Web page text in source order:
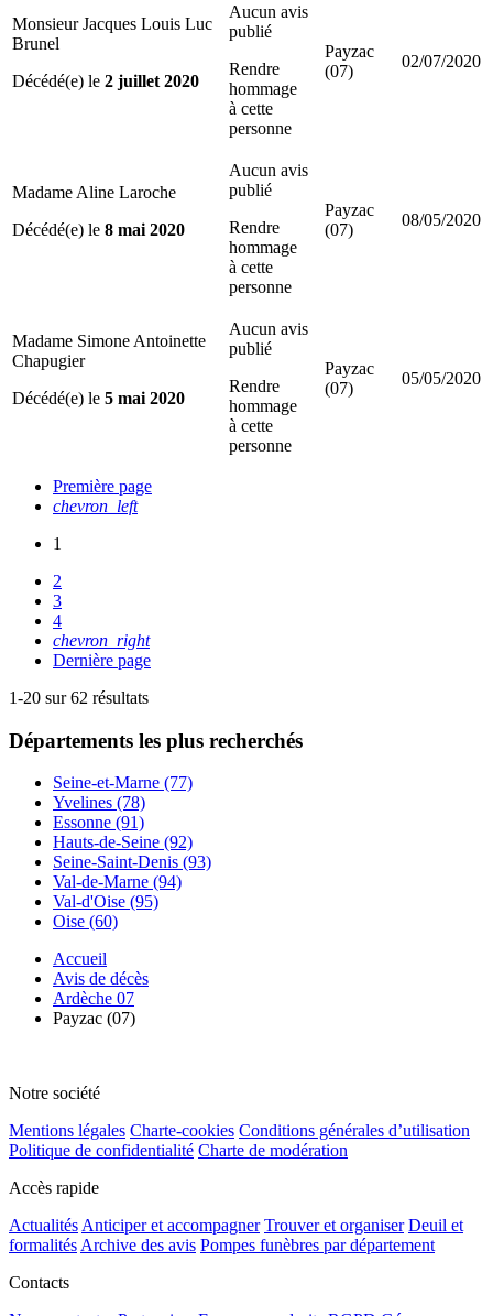
Monsieur Jacques Louis Luc
Brunel
Décédé(e) le 2 juillet 2020
Aucun avis
publié
Rendre
hommage
à cette
personne
Payzac
(07)
02/07/2020
Madame Aline Laroche
Décédé(e) le 8 mai 2020
Aucun avis
publié
Rendre
hommage
à cette
personne
Payzac
(07)
08/05/2020
Madame Simone Antoinette
Chapugier
Décédé(e) le 5 mai 2020
Aucun avis
publié
Rendre
hommage
à cette
personne
Payzac
(07)
05/05/2020
Première page
chevron_left
1
2
3
4
chevron_right
Dernière page
1-20 sur 62 résultats
Départements les plus recherchés
Seine-et-Marne (77)
Yvelines (78)
Essonne (91)
Hauts-de-Seine (92)
Seine-Saint-Denis (93)
Val-de-Marne (94)
Val-d'Oise (95)
Oise (60)
Accueil
Avis de décès
Ardèche 07
Payzac (07)
Notre société
Mentions légales Charte-cookies Conditions générales d’utilisation
Politique de confidentialité Charte de modération
Accès rapide
Actualités Anticiper et accompagner Trouver et organiser Deuil et
formalités Archive des avis Pompes funèbres par département
Contacts